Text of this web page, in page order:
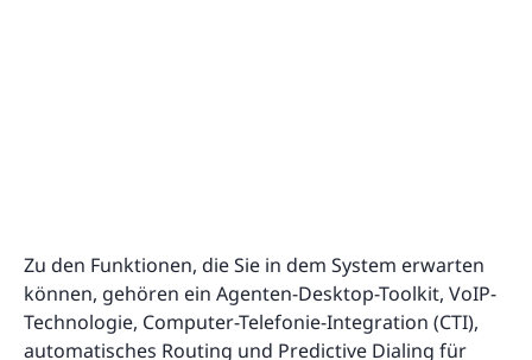
Zu den Funktionen, die Sie in dem System erwarten
können, gehören ein Agenten-Desktop-Toolkit, VoIP-
Technologie, Computer-Telefonie-Integration (CTI),
automatisches Routing und Predictive Dialing für